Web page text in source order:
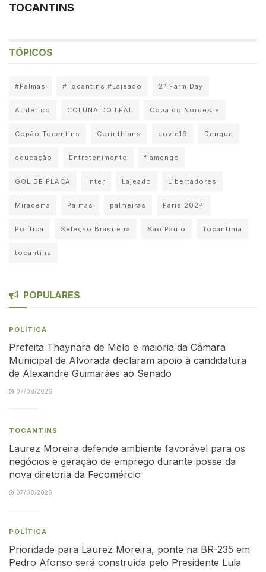
TOCANTINS
TÓPICOS
#Palmas #Tocantins #Lajeado 2° Farm Day
Athletico COLUNA DO LEAL Copa do Nordeste
Copão Tocantins Corinthians covid19 Dengue
educação Entretenimento flamengo
GOL DE PLACA Inter Lajeado Libertadores
Miracema Palmas palmeiras Paris 2024
Política Seleção Brasileira São Paulo Tocantinia
tocantins
POPULARES
POLÍTICA
Prefeita Thaynara de Melo e maioria da Câmara
Municipal de Alvorada declaram apoio à candidatura
de Alexandre Guimarães ao Senado
07/08/2026
TOCANTINS
Laurez Moreira defende ambiente favorável para os
negócios e geração de emprego durante posse da
nova diretoria da Fecomércio
07/08/2026
POLÍTICA
Prioridade para Laurez Moreira, ponte na BR-235 em
Pedro Afonso será construída pelo Presidente Lula